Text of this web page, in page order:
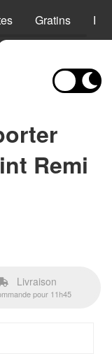
Gratins
Remi
Livraison
pour 11h45